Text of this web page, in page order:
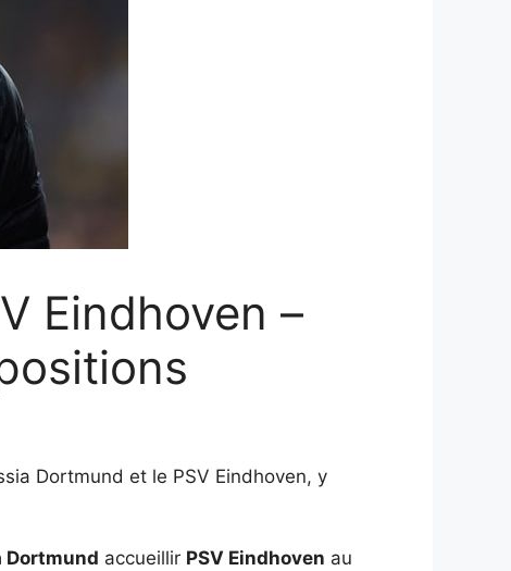
Eindhoven –
Dortmund et le PSV Eindhoven, y
Dortmund accueillir PSV Eindhoven au